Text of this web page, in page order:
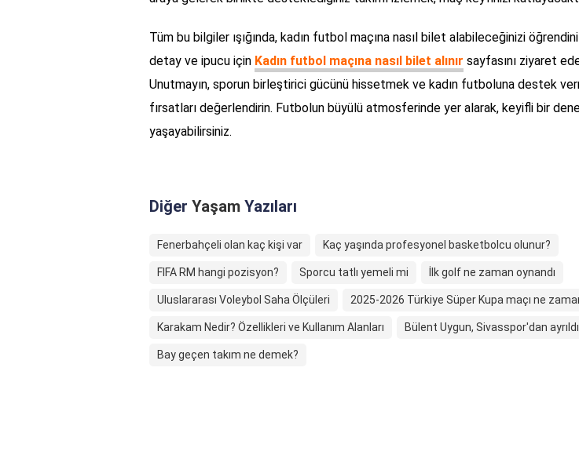
Tüm bu bilgiler ışığında, kadın futbol maçına nasıl bilet alabileceğinizi
detay ve ipucu için Kadın futbol maçına nasıl bilet alınır sayfasını ziyaret
Unutmayın, sporun birleştirici gücünü hissetmek ve kadın futboluna destek
fırsatları değerlendirin. Futbolun büyülü atmosferinde yer alarak, keyifli bir
yaşayabilirsiniz.
Diğer Yaşam Yazıları
Fenerbahçeli olan kaç kişi var Kaç yaşında profesyonel basketbolcu olunur?
FIFA RM hangi pozisyon? Sporcu tatlı yemeli mi İlk golf ne zaman oynandı
Uluslararası Voleybol Saha Ölçüleri 2025-2026 Türkiye Süper Kupa maçı ne
Karakam Nedir? Özellikleri ve Kullanım Alanları Bülent Uygun, Sivasspor'dan ayrıldı
Bay geçen takım ne demek?